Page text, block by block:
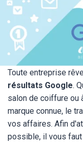
Toute entreprise
résultats Google.
salon de coiffure ou
marque connue, le
vos affaires. Afin
possible, il vous faut